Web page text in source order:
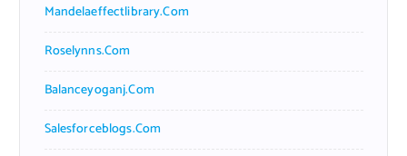
Mandelaeffectlibrary.com
Roselynns.com
Balanceyoganj.com
Salesforceblogs.com